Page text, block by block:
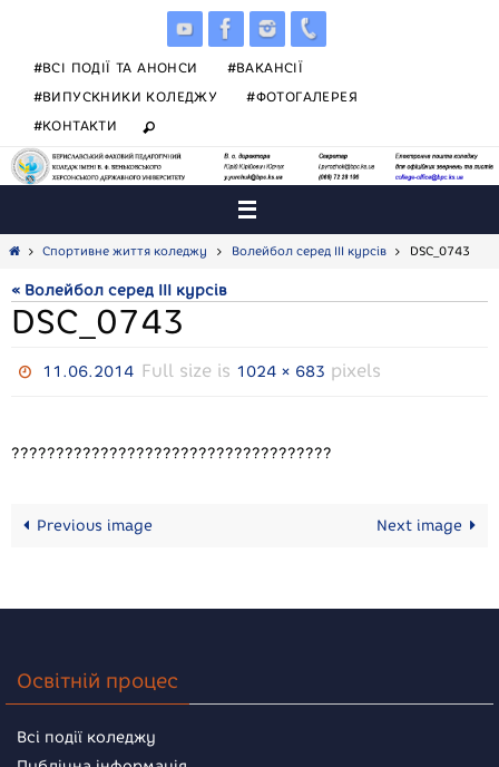
#ВСІ ПОДІЇ ТА АНОНСИ
#ВАКАНСІЇ
#ВИПУСКНИКИ КОЛЕДЖУ
#ФОТОГАЛЕРЕЯ
#КОНТАКТИ
HomeСпортивне життя коледжу Волейбол серед ІІІ курсів DSC_0743
« Волейбол серед ІІІ курсів
DSC_0743
11.06.2014 Full size is 1024 × 683 pixels
????????????????????????????????????
Previous image Next image
Освітній процес
Всі події коледжу